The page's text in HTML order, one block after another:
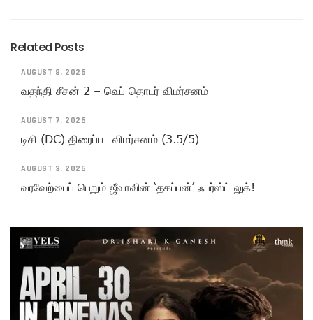
Related Posts
AUGUST 8, 2026
வதந்தி சீசன் 2 – வெப் தொடர் விமர்சனம்
AUGUST 7, 2026
டிசி (DC) திரைப்பட விமர்சனம் (3.5/5)
AUGUST 3, 2026
வரவேற்பைப் பெறும் ஜீவாவின் ‘தகப்பன்’ ஃபர்ஸ்ட் லுக்!